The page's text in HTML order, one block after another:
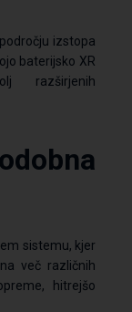
izstopa
baterijsko XR
razširjenih
sistemu, kjer
več različnih
hitrejšo